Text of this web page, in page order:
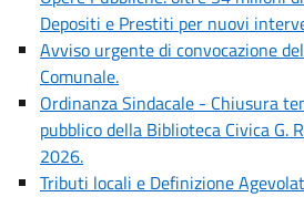
Depositi e Prestiti per nuovi
Avviso urgente di convocazione
Comunale.
Ordinanza Sindacale - Chiusura
pubblico della Biblioteca Civica G.
2026.
Tributi locali e Definizione